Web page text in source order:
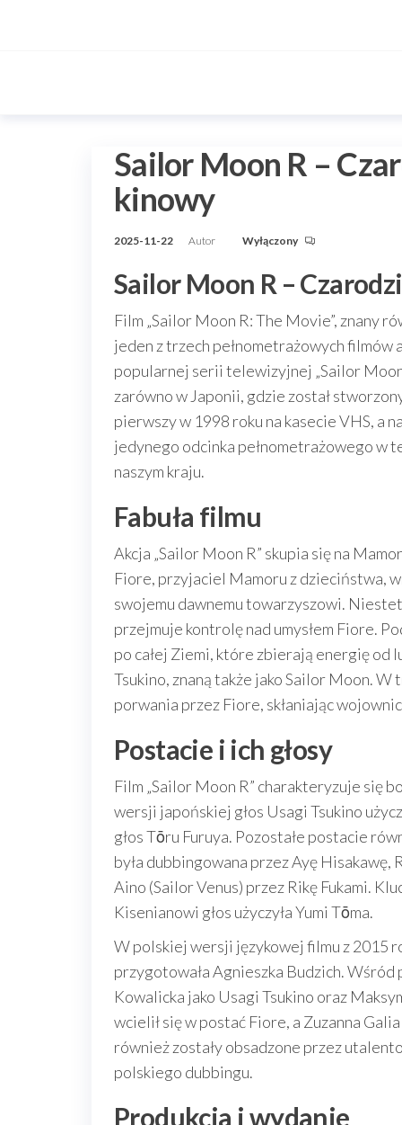
Sailor Moon R –
kinowy
2025-11-22 Autor Wyłączony
Sailor Moon R –
Film „Sailor Moon R: The Movie”, znany
jeden z trzech pełnometrażowych
popularnej serii telewizyjnej „Sailor
zarówno w Japonii, gdzie został
pierwszy w 1998 roku na kasecie VHS, a
jedynego odcinka pełnometrażowego w
naszym kraju.
Fabuła filmu
Akcja „Sailor Moon R” skupia się na
Fiore, przyjaciel Mamoru z dzieciństwa,
swojemu dawnemu towarzyszowi.
przejmuje kontrolę nad umysłem Fiore.
po całej Ziemi, które zbierają energię od
Tsukino, znaną także jako Sailor Moon.
porwania przez Fiore, skłaniając
Postacie i ich głosy
Film „Sailor Moon R” charakteryzuje się
wersji japońskiej głos Usagi Tsukino
głos Tōru Furuya. Pozostałe postacie
była dubbingowana przez Ayę
Aino (Sailor Venus) przez Rikę Fukami.
Kisenianowi głos użyczyła Yumi Tōma.
W polskiej wersji językowej filmu z 2015
przygotowała Agnieszka Budzich.
Kowalicka jako Usagi Tsukino oraz
wcielił się w postać Fiore, a Zuzanna
również zostały obsadzone przez
polskiego dubbingu.
Produkcja i wydanie